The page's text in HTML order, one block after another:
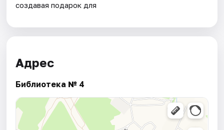
создавая подарок для
Адрес
Библиотека № 4